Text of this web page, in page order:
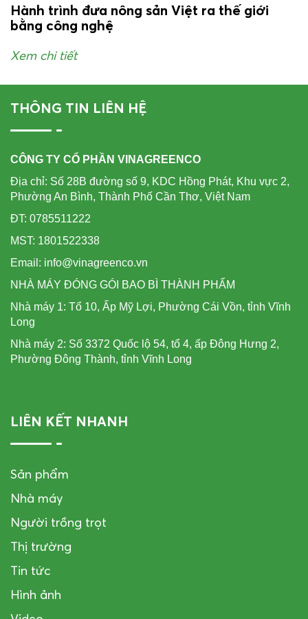
Hành trình đưa nông sản Việt ra thế giới
bằng công nghệ
Xem chi tiết
THÔNG TIN LIÊN HỆ
CÔNG TY CỔ PHẦN VINAGREENCO
Địa chỉ: Số 28B đường số 9, KDC Hồng Phát, Khu vực 2,
Phường An Bình, Thành Phố Cần Thơ, Việt Nam
ĐT: 0785511222
MST: 1801522338
Email: info@vinagreenco.vn
NHÀ MÁY ĐÓNG GÓI BAO BÌ THÀNH PHẨM
Nhà máy 1: Tổ 10, Ấp Mỹ Lợi, Phường Cái Vồn, tỉnh Vĩnh
Long
Nhà máy 2: Số 3372 Quốc lộ 54, tổ 4, ấp Đông Hưng 2,
Phường Đông Thành, tỉnh Vĩnh Long
LIÊN KẾT NHANH
Sản phẩm
Nhà máy
Người trồng trọt
Thị trường
Tin tức
Hình ảnh